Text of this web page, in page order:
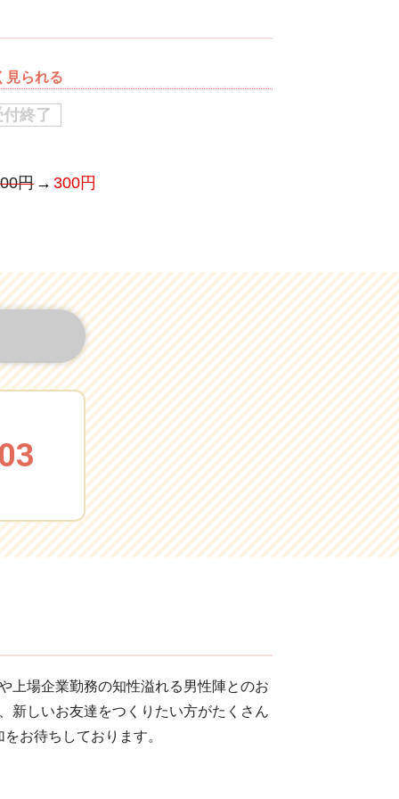
見られる
付終了
円 300円
上場企業勤務の知性溢れる男性陣とのお
新しいお友達をつくりたい方がたくさん
お待ちしております。